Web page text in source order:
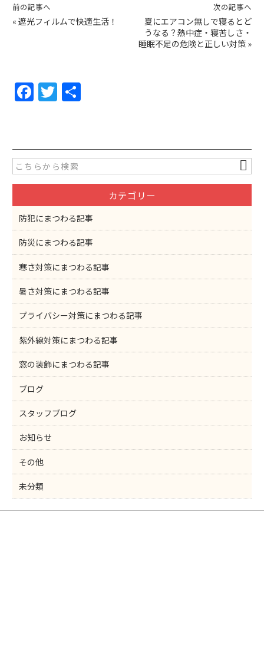
前の記事へ
« 遮光フィルムで快適生活！
次の記事へ
夏にエアコン無しで寝るとど
うなる？熱中症・寝苦しさ・
睡眠不足の危険と正しい対策 »
F
a
e
b
o
o
k
T
w
er
カテゴリー
防犯にまつわる記事
防災にまつわる記事
寒さ対策にまつわる記事
暑さ対策にまつわる記事
プライバシー対策にまつわる記事
紫外線対策にまつわる記事
窓の装飾にまつわる記事
ブログ
スタッフブログ
お知らせ
その他
未分類